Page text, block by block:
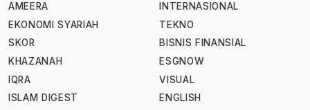
AMEERA
EKONOMI SYARIAH
SKOR
KHAZANAH
IQRA
ISLAM DIGEST
INTERNASIONAL
TEKNO
BISNIS FINANSIAL
ESGNOW
VISUAL
ENGLISH